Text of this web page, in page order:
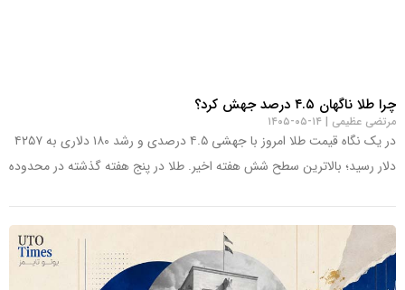
چرا طلا ناگهان ۴.۵ درصد جهش کرد؟
مرتضی عظیمی ۱۴-۰۵-۱۴۰۵
در یک نگاه قیمت طلا امروز با جهشی ۴.۵ درصدی و رشد ۱۸۰ دلاری به ۴۲۵۷
دلار رسید؛ بالاترین سطح شش هفته اخیر. طلا در پنج هفته گذشته در محدوده